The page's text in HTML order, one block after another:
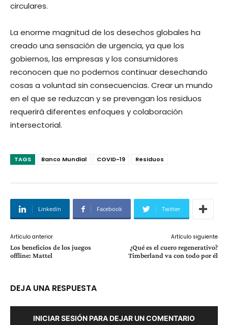
circulares.
La enorme magnitud de los desechos globales ha
creado una sensación de urgencia, ya que los
gobiernos, las empresas y los consumidores
reconocen que no podemos continuar desechando
cosas a voluntad sin consecuencias. Crear un mundo
en el que se reduzcan y se prevengan los residuos
requerirá diferentes enfoques y colaboración
intersectorial.
TAGS Banco Mundial COVID-19 Residuos
Linkedin Facebook Twitter
Artículo anterior
Los beneficios de los juegos
offline: Mattel
Artículo siguiente
¿Qué es el cuero regenerativo?
Timberland va con todo por él
DEJA UNA RESPUESTA
INICIAR SESIÓN PARA DEJAR UN COMENTARIO